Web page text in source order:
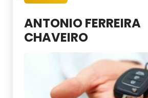
ANTONIO FERREIRA
CHAVEIRO